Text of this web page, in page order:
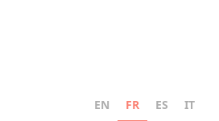
EN FR ES IT